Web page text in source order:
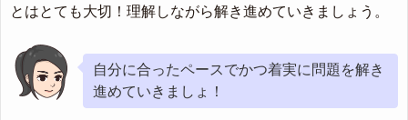
とはとても大切！理解しながら解き進めていきましょう。
自分に合ったペースでかつ着実に問題を解き
進めていきましょ！